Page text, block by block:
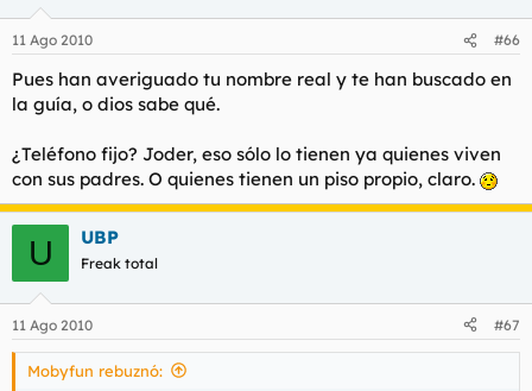
11 Ago 2010 #66
Pues han averiguado tu nombre real y te han buscado en
la guía, o dios sabe qué.
¿Teléfono fijo? Joder, eso sólo lo tienen ya quienes viven
con sus padres. O quienes tienen un piso propio, claro.
U UBP
Freak total
11 Ago 2010 #67
Mobyfun rebuznó: